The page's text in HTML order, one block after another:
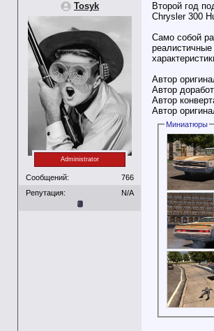
Tosyk
Administrator
Сообщений:
766
Репутация:
N/A
Второй год
Chrysler 300
Само собой
Автор
Автор
Автор
Автор
Миниатюры